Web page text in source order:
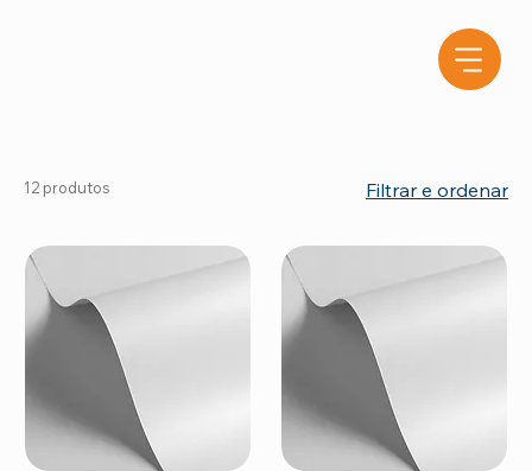
12 produtos Filtrar e ordenar